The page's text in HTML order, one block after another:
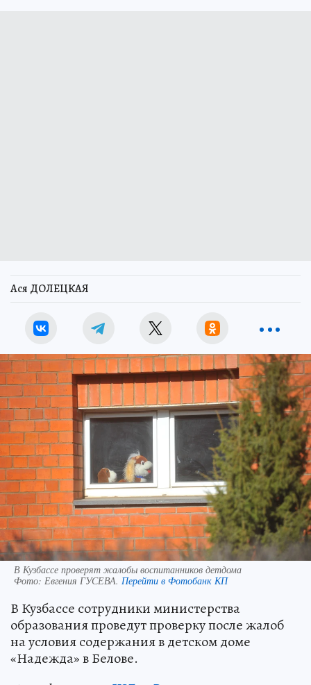
Ася ДОЛЕЦКАЯ
В Кузбассе проверят жалобы воспитанников детдома
Фото: Евгения ГУСЕВА. Перейти в Фотобанк КП
В Кузбассе сотрудники министерства
образования проведут проверку после жалоб
на условия содержания в детском доме
«Надежда» в Белове.